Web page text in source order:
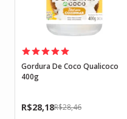
Gordura De Coco Qualicoco
400g
R$28,46
R$28,18